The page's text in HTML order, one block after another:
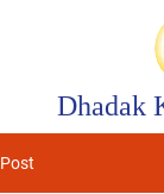
Dhadak
Post